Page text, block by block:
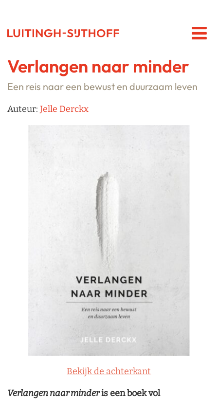
Verlangen naar minder
Een reis naar een bewust en duurzaam leven
Auteur: Jelle Derckx
Bekijk de achterkant
Verlangen naar minderis een boek vol